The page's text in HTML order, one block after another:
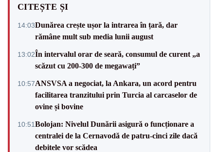
CITEȘTE ȘI
14:03Dunărea crește ușor la intrarea în țară, dar
rămâne mult sub media lunii august
13:02În intervalul orar de seară, consumul de curent „a
scăzut cu 200-300 de megawați”
10:57ANSVSA a negociat, la Ankara, un acord pentru
facilitarea tranzitului prin Turcia al carcaselor de
ovine și bovine
10:51Bolojan: Nivelul Dunării asigură o funcționare a
centralei de la Cernavodă de patru-cinci zile dacă
debitele vor scădea